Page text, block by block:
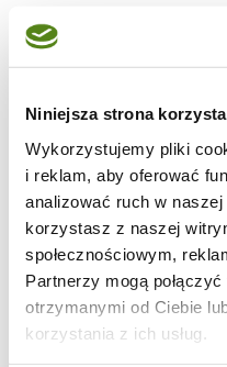
Niniejsza strona
Wykorzystujemy pliki
i reklam, aby oferować
analizować ruch w
korzystasz z naszej
społecznościowym,
Partnerzy mogą
otrzymanymi od Ciebie
korzystania z ich usług.
prawnych,
ochrona Spółki
odpowiedzialnością
nadużyciami, lub
postępowaniem
Podstawa prawna:
IV.
INFORMACJI